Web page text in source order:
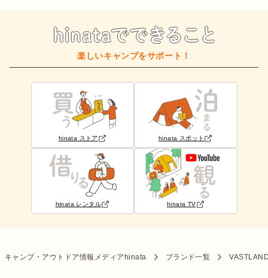
楽しいキャンプをサポート！
hinata ストア hinata スポット
hinata レンタル hinata TV
キャンプ・アウトドア情報メディアhinata ブランド一覧